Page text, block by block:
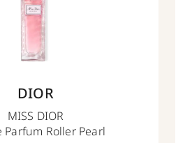
DIOR
MISS DIOR
Parfum Roller Pearl